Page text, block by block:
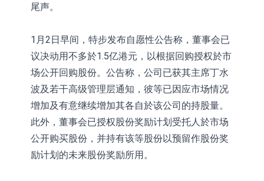
采取出具警示函措施
尾声。
1月2日早间，特步发布自愿性公告称，董事会已
议决动用不多於1.5亿港元，以根据回购授权於市
场公开回购股份。公告称，公司已获其主席丁水
波及若干高级管理层通知，彼等已因应市场情况
增加及有意继续增加其各自於该公司的持股量。
此外，董事会已授权股份奖励计划受托人於市场
公开购买股份，并持有该等股份以预留作股份奖
励计划的未来股份奖励所用。